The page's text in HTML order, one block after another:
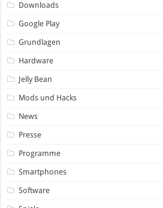
Downloads
Google Play
Grundlagen
Hardware
Jelly Bean
Mods und Hacks
News
Presse
Programme
Smartphones
Software